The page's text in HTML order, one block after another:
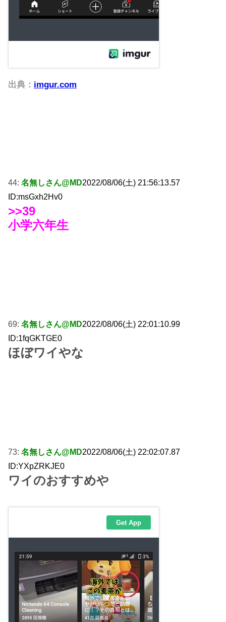
出典： imgur.com
44: 名無しさん@MD2022/08/06(土) 21:56:13.57
ID:msGxh2Hv0
>>39
小学六年生
69: 名無しさん@MD2022/08/06(土) 22:01:10.99
ID:1fqGKTGE0
ほぼワイやな
73: 名無しさん@MD2022/08/06(土) 22:02:07.87
ID:YXpZRKJE0
ワイのおすすめや